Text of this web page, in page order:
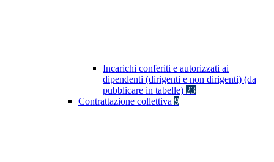
Incarichi conferiti e autorizzati ai
dipendenti (dirigenti e non dirigenti) (da
pubblicare in tabelle) 23
Contrattazione collettiva 9